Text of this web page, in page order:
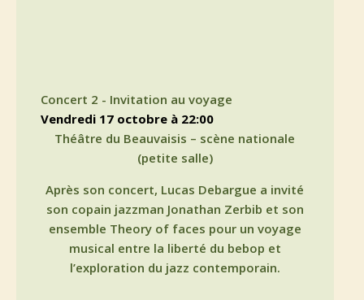
Concert 2 - Invitation au voyage
vendredi 17 octobre à 22:00
Théâtre du Beauvaisis – scène nationale
(petite salle)
Après son concert, Lucas Debargue a invité
son copain jazzman Jonathan Zerbib et son
ensemble Theory of faces pour un voyage
musical entre la liberté du bebop et
l’exploration du jazz contemporain.